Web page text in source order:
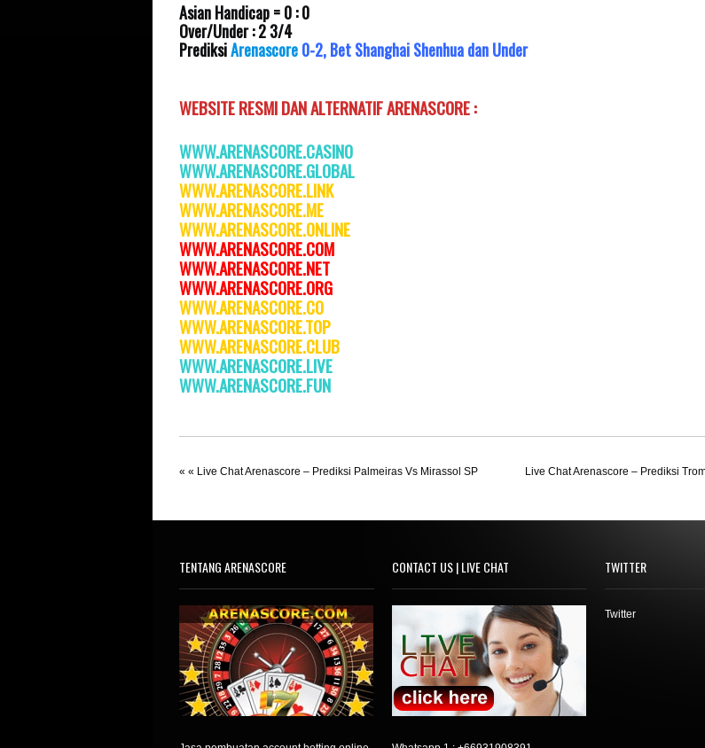
Asian Handicap = 0 : 0
Over/Under : 2 3/4
PrediksiArenascore0-2, Bet Shanghai Shenhua dan Under
WEBSITE RESMI DANALTERNATIF ARENASCORE :
WWW.ARENASCORE.CASINO
WWW.ARENASCORE.GLOBAL
WWW.ARENASCORE.LINK
WWW.ARENASCORE.ME
WWW.ARENASCORE.ONLINE
WWW.ARENASCORE.COM
WWW.ARENASCORE.NET
WWW.ARENASCORE.ORG
WWW.ARENASCORE.CO
WWW.ARENASCORE.TOP
WWW.ARENASCORE.CLUB
WWW.ARENASCORE.LIVE
WWW.ARENASCORE.FUN
« « Live Chat Arenascore – Prediksi Palmeiras Vs Mirassol SP Live Chat Arenascore – Prediksi
TENTANG ARENASCORE CONTACT US | LIVE CHAT TWITTER
Twitter